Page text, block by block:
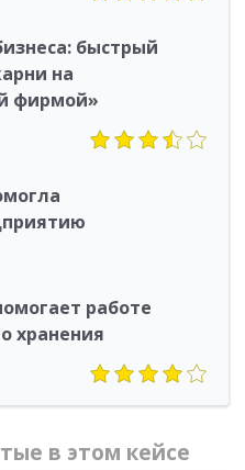
быстрый
на
фирмой»
работе
хранения
в этом кейсе